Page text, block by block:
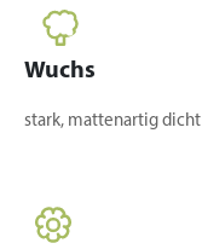
Wuchs
stark, mattenartig dicht